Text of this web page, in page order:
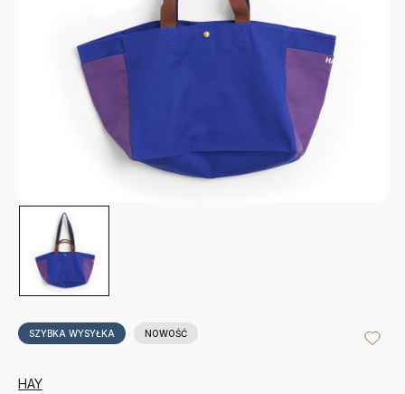
SZYBKA WYSYŁKA NOWOŚĆ
HAY